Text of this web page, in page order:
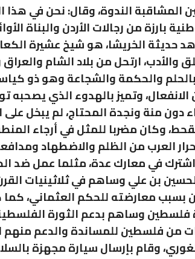
المشاقبة الندوة، وقال: نحن في
بارزة من رجالات الأردن والبناة
حديثة الخريشا، هو شيخ عشيرة
والأدب، ارتحل من بلاد الشام
والحكمة والشجاعة وهو ذو
وتميز بالهدوء الذي يصحبه
دون منة ونجدة المحتاج، لم يبخل
وكان مضربا للمثل في أرجاء
العرب من الظلم والاضطهاد
اشترك في معارك عدة، مثلما عمل ضد
بن علي وساهم في ثلاثينيات
بسبب معارضته للحكم العثماني،
وساهم بدعم الثورة
من فلسطين للمساندة والدعم منهم
وقام بإرسال سيارة مجهزة